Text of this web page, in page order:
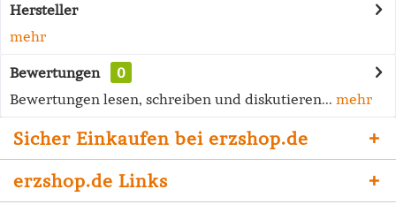
Hersteller
mehr
Bewertungen
0
Bewertungen lesen, schreiben und diskutieren... mehr
Sicher Einkaufen bei erzshop.de
erzshop.de Links